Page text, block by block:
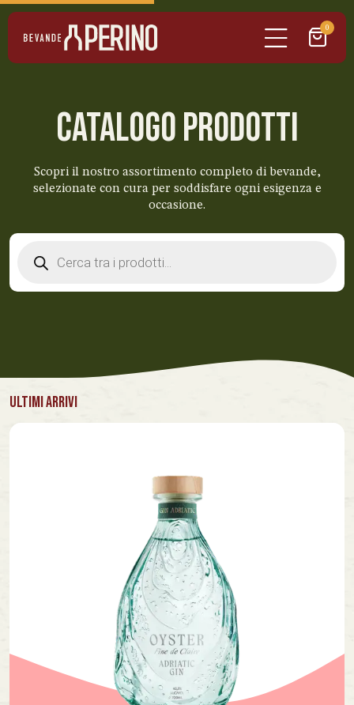
0
CATALOGO PRODOTTI
Scopri il nostro assortimento completo di bevande,
selezionate con cura per soddisfare ogni esigenza e
occasione.
search
ULTIMI ARRIVI